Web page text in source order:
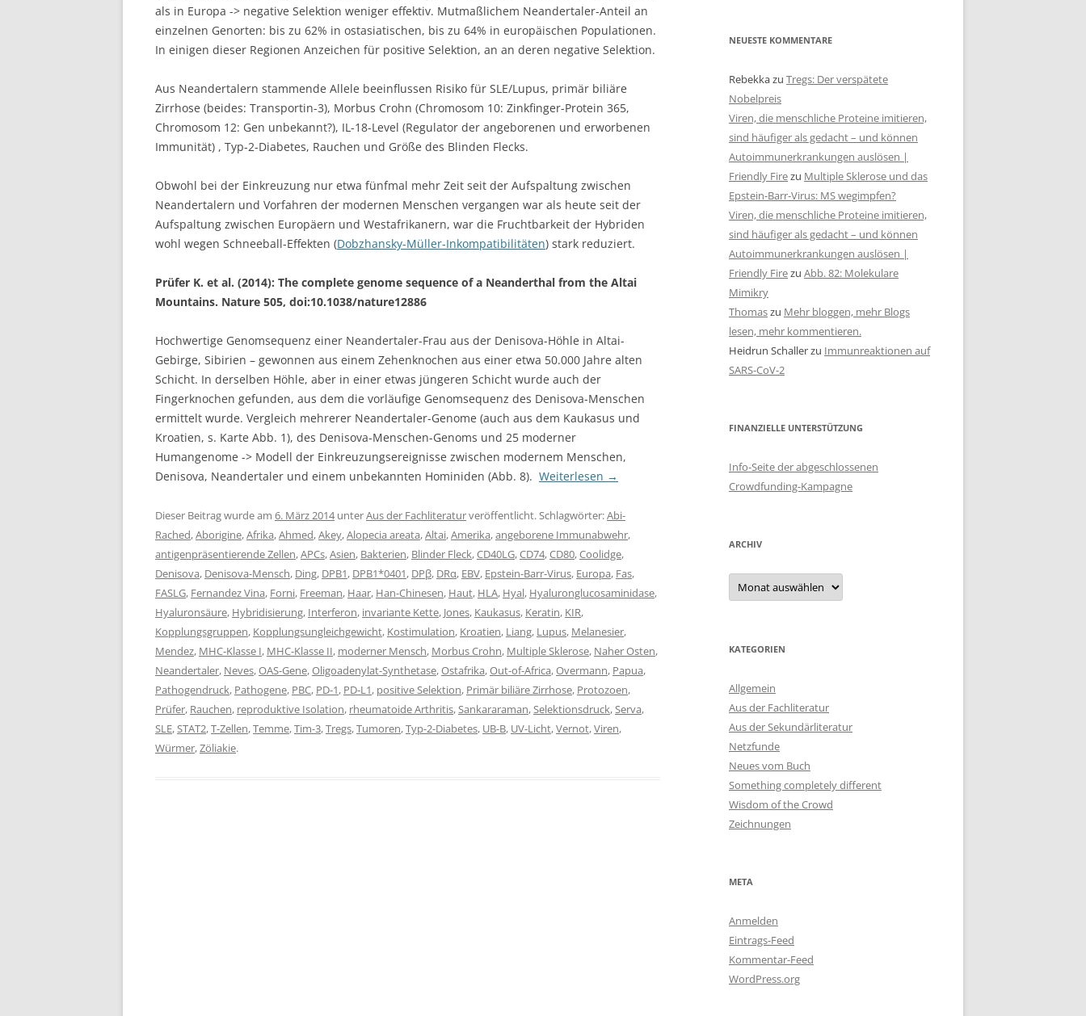
als in Europa -> negative Selektion weniger effektiv. Mutmaßlichem Neandertaler-Anteil an
einzelnen Genorten: bis zu 62% in ostasiatischen, bis zu 64% in europäischen Populationen.
In einigen dieser Regionen Anzeichen für positive Selektion, an an deren negative Selektion.
Aus Neandertalern stammende Allele beeinflussen Risiko für SLE/Lupus, primär biliäre
Zirrhose (beides: Transportin-3), Morbus Crohn (Chromosom 10: Zinkfinger-Protein 365,
Chromosom 12: Gen unbekannt?), IL-18-Level (Regulator der angeborenen und erworbenen
Immunität) , Typ-2-Diabetes, Rauchen und Größe des Blinden Flecks.
Obwohl bei der Einkreuzung nur etwa fünfmal mehr Zeit seit der Aufspaltung zwischen
Neandertalern und Vorfahren der modernen Menschen vergangen war als heute seit der
Aufspaltung zwischen Europäern und Westafrikanern, war die Fruchtbarkeit der Hybriden
wohl wegen Schneeball-Effekten (Dobzhansky-Müller-Inkompatibilitäten) stark reduziert.
Prüfer K. et al. (2014): The complete genome sequence of a Neanderthal from the Altai
Mountains. Nature 505, doi:10.1038/nature12886
Hochwertige Genomsequenz einer Neandertaler-Frau aus der Denisova-Höhle in Altai-
Gebirge, Sibirien – gewonnen aus einem Zehenknochen aus einer etwa 50.000 Jahre alten
Schicht. In derselben Höhle, aber in einer etwas jüngeren Schicht wurde auch der
Fingerknochen gefunden, aus dem die vorläufige Genomsequenz des Denisova-Menschen
ermittelt wurde. Vergleich mehrerer Neandertaler-Genome (auch aus dem Kaukasus und
Kroatien, s. Karte Abb. 1), des Denisova-Menschen-Genoms und 25 moderner
Humangenome -> Modell der Einkreuzungsereignisse zwischen modernem Menschen,
Denisova, Neandertaler und einem unbekannten Hominiden (Abb. 8). Weiterlesen →
Dieser Beitrag wurde am 6. März 2014unterAus der Fachliteraturveröffentlicht. Schlagwörter:Abi-
Rached,Aborigine,Afrika,Ahmed,Akey,Alopecia areata,Altai,Amerika,angeborene Immunabwehr,
antigenpräsentierende Zellen,APCs,Asien, Bakterien, Blinder Fleck,CD40LG,CD74,CD80,Coolidge,
Denisova, Denisova-Mensch, Ding, DPB1, DPB1*0401, DPβ, DRα, EBV, Epstein-Barr-Virus, Europa, Fas,
FASLG, Fernandez Vina, Forni, Freeman, Haar, Han-Chinesen, Haut, HLA, Hyal, Hyaluronglucosaminidase,
Hyaluronsäure, Hybridisierung, Interferon, invariante Kette, Jones, Kaukasus, Keratin, KIR,
Kopplungsgruppen, Kopplungsungleichgewicht, Kostimulation, Kroatien, Liang, Lupus, Melanesier,
Mendez, MHC-Klasse I, MHC-Klasse II, moderner Mensch, Morbus Crohn, Multiple Sklerose, Naher Osten,
Neandertaler, Neves,OAS-Gene,Oligoadenylat-Synthetase,Ostafrika,Out-of-Africa,Overmann, Papua,
Pathogendruck, Pathogene, PBC, PD-1, PD-L1, positive Selektion, Primär biliäre Zirrhose, Protozoen,
Prüfer, Rauchen, reproduktive Isolation, rheumatoide Arthritis,Sankararaman,Selektionsdruck,Serva,
SLE,STAT2,T-Zellen,Temme,Tim-3,Tregs,Tumoren,Typ-2-Diabetes, UB-B, UV-Licht,Vernot,Viren,
Würmer,Zöliakie.
NEUESTE KOMMENTARE
Rebekkazu Tregs: Der verspätete
Nobelpreis
Viren, die menschliche Proteine imitieren,
sind häufiger als gedacht – und können
Autoimmunerkrankungen auslösen |
Friendly Firezu Multiple Sklerose und das
Epstein-Barr-Virus: MS wegimpfen?
Viren, die menschliche Proteine imitieren,
sind häufiger als gedacht – und können
Autoimmunerkrankungen auslösen |
Friendly Firezu Abb. 82: Molekulare
Mimikry
Thomaszu Mehr bloggen, mehr Blogs
lesen, mehr kommentieren.
Heidrun Schallerzu Immunreaktionen auf
SARS-CoV-2
FINANZIELLE UNTERSTÜTZUNG
Info-Seite der abgeschlossenen
Crowdfunding-Kampagne
ARCHIV
Archiv
KATEGORIEN
Allgemein
Aus der Fachliteratur
Aus der Sekundärliteratur
Netzfunde
Neues vom Buch
Something completely different
Wisdom of the Crowd
Zeichnungen
META
Anmelden
Eintrags-Feed
Kommentar-Feed
WordPress.org